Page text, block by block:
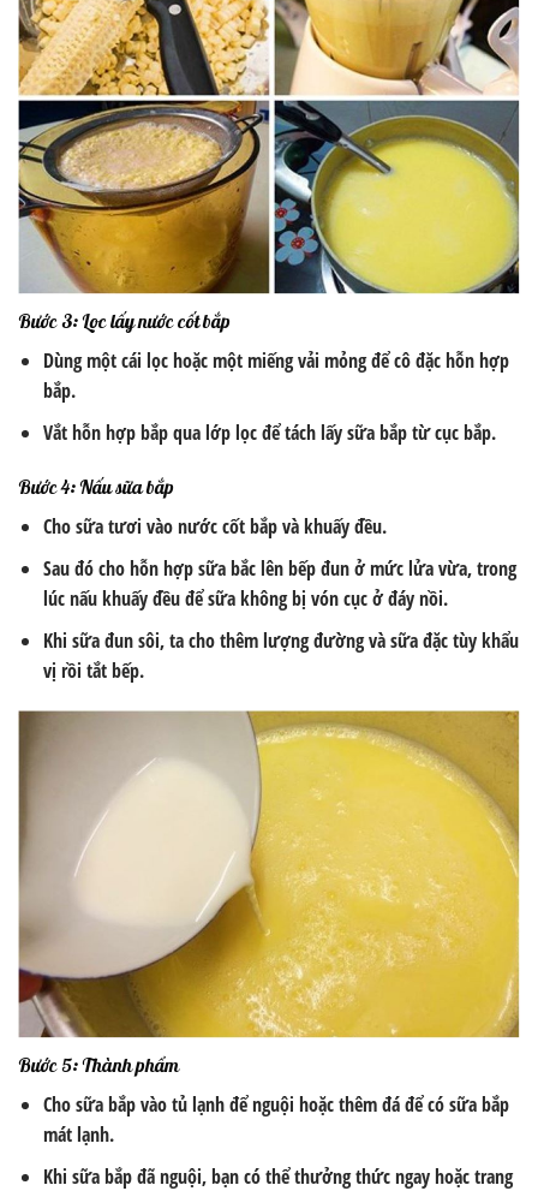
Bước 3: Lọc lấy nước cốt bắp
Dùng một cái lọc hoặc một miếng vải mỏng để cô đặc hỗn hợp
bắp.
Vắt hỗn hợp bắp qua lớp lọc để tách lấy sữa bắp từ cục bắp.
Bước 4: Nấu sữa bắp
Cho sữa tươi vào nước cốt bắp và khuấy đều.
Sau đó cho hỗn hợp sữa bắc lên bếp đun ở mức lửa vừa, trong
lúc nấu khuấy đều để sữa không bị vón cục ở đáy nồi.
Khi sữa đun sôi, ta cho thêm lượng đường và sữa đặc tùy khẩu
vị rồi tắt bếp.
Bước 5: Thành phẩm
Cho sữa bắp vào tủ lạnh để nguội hoặc thêm đá để có sữa bắp
mát lạnh.
Khi sữa bắp đã nguội, bạn có thể thưởng thức ngay hoặc trang